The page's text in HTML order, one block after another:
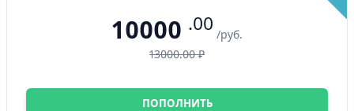
10000 .00 /руб.
13000.00 ₽
ПОПОЛНИТЬ